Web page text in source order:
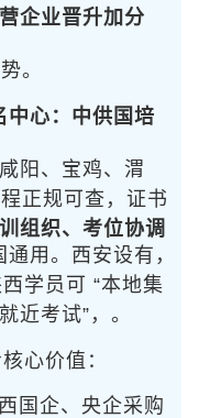
企业晋升加分
。
中心：中供国培
阳、宝鸡、渭
组织、考位协调
正规可查，证书
用。西安设有 ，
西学员可 “本地集
近考试”， 。
心价值：
国企、央企采购